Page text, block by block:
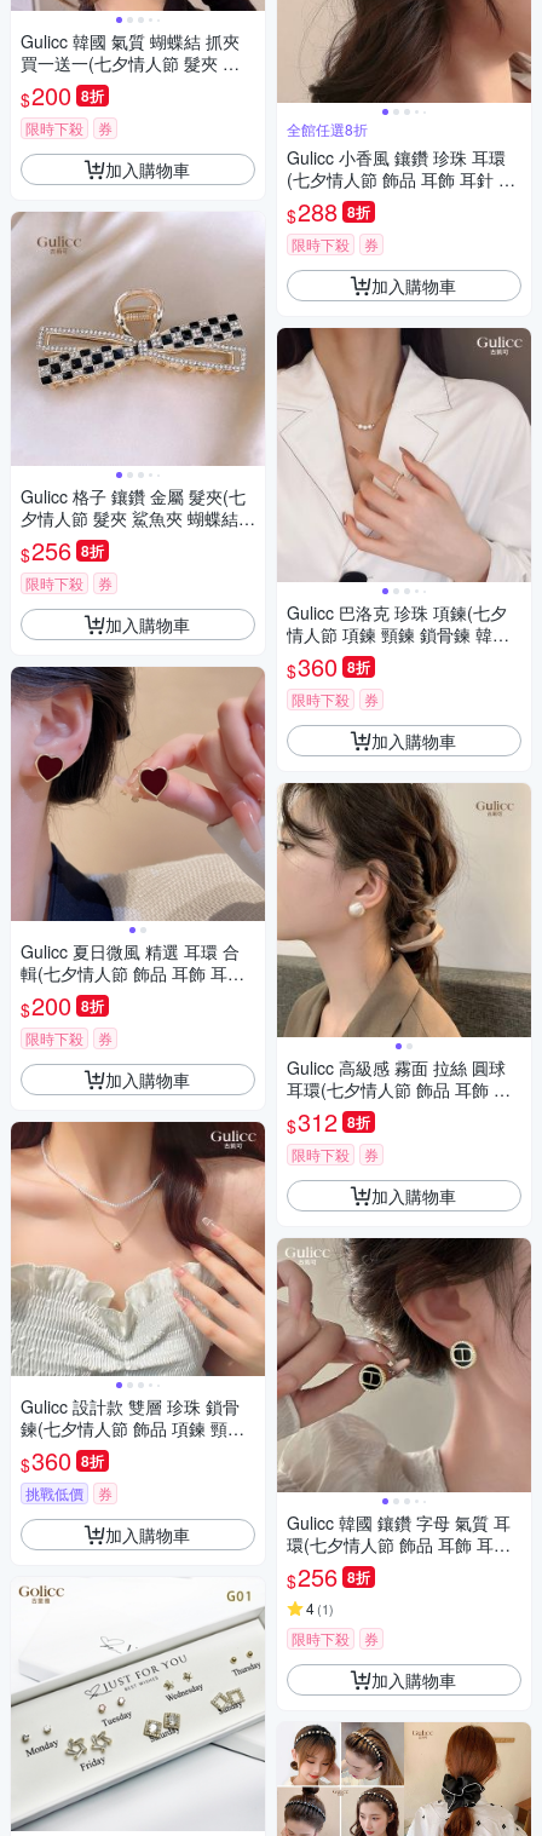
Gulicc 韓國 氣質 蝴蝶結 抓夾
買一送一(七夕情人節 髮夾 鯊
魚夾 蝴蝶結 生日禮物 )
$200 8折
限時下殺 券
加入購物車
Gulicc 格子 鑲鑽 金屬 髮夾(七
夕情人節 髮夾 鯊魚夾 蝴蝶結
生日禮物 )
$256 8折
限時下殺 券
加入購物車
Gulicc 夏日微風 精選 耳環 合
輯(七夕情人節 飾品 耳飾 耳針
耳釘 耳環 生日禮物 )
$200 8折
限時下殺 券
加入購物車
Gulicc 設計款 雙層 珍珠 鎖骨
鍊(七夕情人節 飾品 項鍊 頸鍊
珍珠 鎖骨鍊 生日禮物 )
$360 8折
挑戰低價 券
加入購物車
全館任選8折
Gulicc 小香風 鑲鑽 珍珠 耳環
(七夕情人節 飾品 耳飾 耳針 耳
釘 耳環 生日禮物 )
$288 8折
限時下殺 券
加入購物車
Gulicc 巴洛克 珍珠 項鍊(七夕
情人節 項鍊 頸鍊 鎖骨鍊 韓系
飾品 生日禮物 )
$360 8折
限時下殺 券
加入購物車
Gulicc 高級感 霧面 拉絲 圓球
耳環(七夕情人節 飾品 耳飾 耳
釘 耳扣 耳環 生日禮物 )
$312 8折
限時下殺 券
加入購物車
Gulicc 韓國 鑲鑽 字母 氣質 耳
環(七夕情人節 飾品 耳飾 耳釘
耳扣 耳環 生日禮物 )
$256 8折
4(1)
限時下殺 券
加入購物車